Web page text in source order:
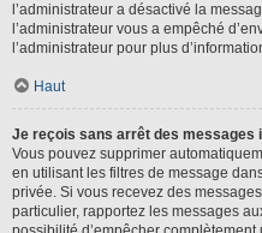
l’administrateur a désactivé la
l’administrateur vous a empêché
l’administrateur pour plus
Haut
Je reçois sans arrêt des messages
Vous pouvez supprimer
en utilisant les filtres de message
privée. Si vous recevez des
particulier, rapportez les messages